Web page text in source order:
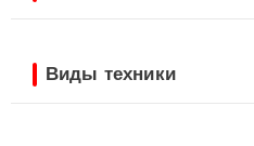
Виды техники